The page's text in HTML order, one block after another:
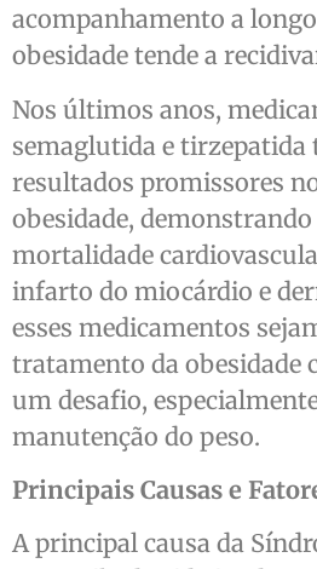
acompanhamento a
obesidade tende a
Nos últimos anos,
semaglutida e tirzepatida
resultados promissores
obesidade, demonstrando
mortalidade
infarto do miocárdio e
esses medicamentos
tratamento da obesidade
um desafio,
manutenção do peso.
Principais Causas e
A principal causa da